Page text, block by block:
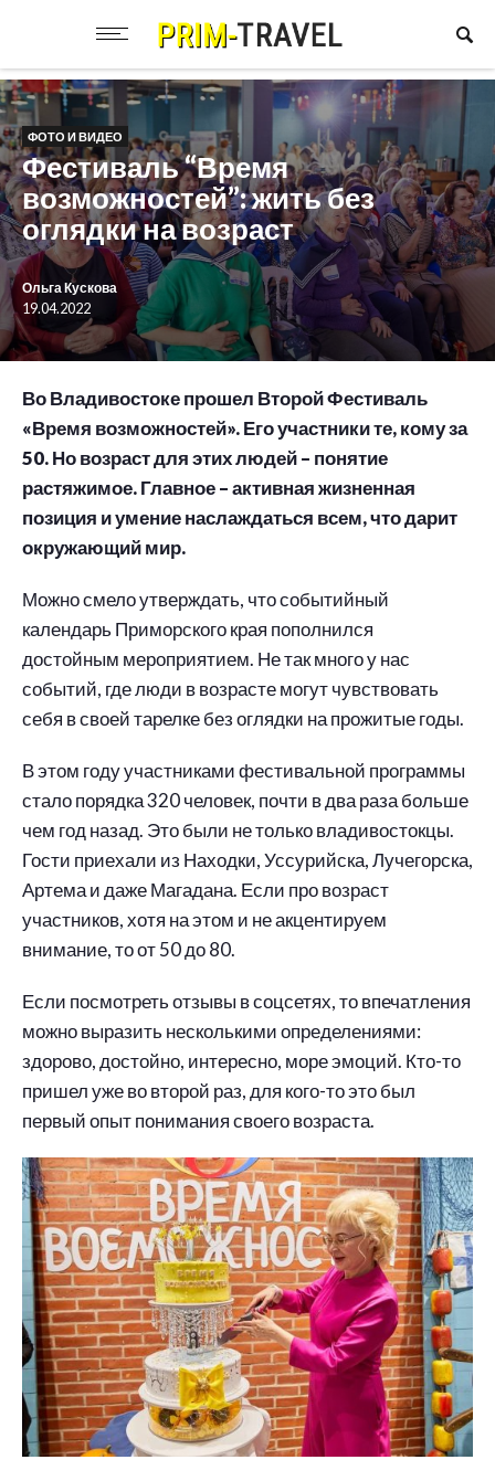
ФОТО И ВИДЕО
Фестиваль “Время
возможностей”: жить без
оглядки на возраст
Ольга Кускова
19.04.2022
Во Владивостоке прошел Второй Фестиваль
«Время возможностей». Его участники те, кому за
50. Но возраст для этих людей – понятие
растяжимое. Главное – активная жизненная
позиция и умение наслаждаться всем, что дарит
окружающий мир.
Можно смело утверждать, что событийный
календарь Приморского края пополнился
достойным мероприятием. Не так много у нас
событий, где люди в возрасте могут чувствовать
себя в своей тарелке без оглядки на прожитые годы.
В этом году участниками фестивальной программы
стало порядка 320 человек, почти в два раза больше
чем год назад. Это были не только владивостокцы.
Гости приехали из Находки, Уссурийска, Лучегорска,
Артема и даже Магадана. Если про возраст
участников, хотя на этом и не акцентируем
внимание, то от 50 до 80.
Если посмотреть отзывы в соцсетях, то впечатления
можно выразить несколькими определениями:
здорово, достойно, интересно, море эмоций. Кто-то
пришел уже во второй раз, для кого-то это был
первый опыт понимания своего возраста.